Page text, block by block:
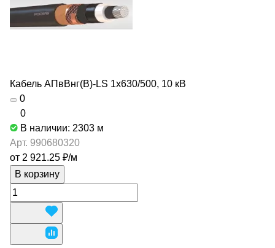
Кабель АПвВнг(В)-LS 1х630/500, 10 кВ
0
0
В наличии: 2303 м
Арт. 990680320
от 2 921.25 ₽/м
В корзину